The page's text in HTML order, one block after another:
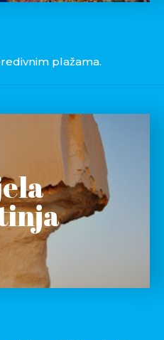
plažama.